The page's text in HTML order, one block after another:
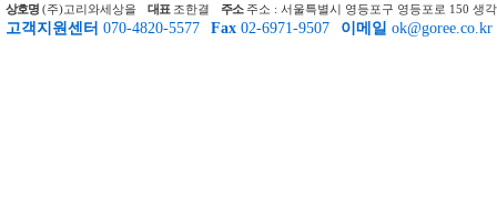
상호명 (주)고리와세상을 대표 조한결 주소 주소 : 서울특별시 영등포구 영등포로 150 생
고객지원센터 070-4820-5577 Fax 02-6971-9507 이메일 ok@goree.co.kr